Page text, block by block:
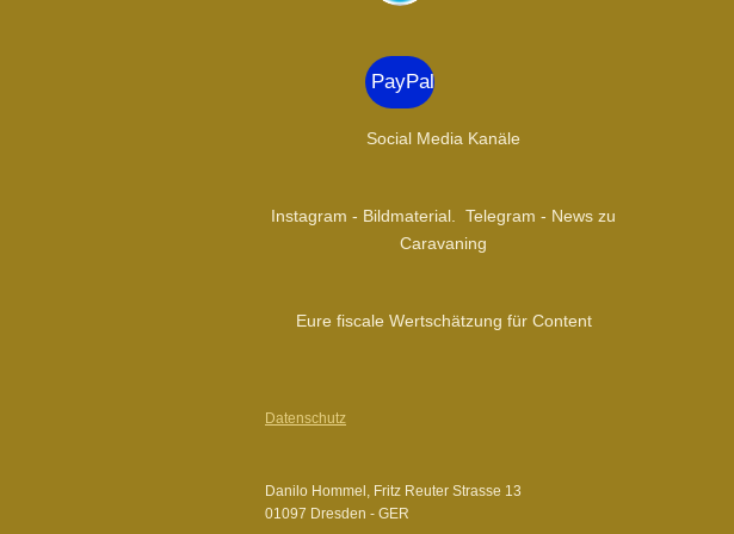
r
a
m
PayPal
Social Media Kanäle
Instagram - Bildmaterial. Telegram - News zu
Caravaning
Eure fiscale Wertschätzung für Content
Datenschutz
Danilo Hommel, Fritz Reuter Strasse 13
01097 Dresden - GER